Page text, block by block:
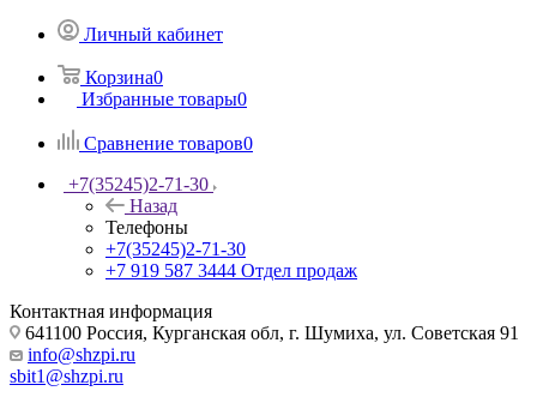
Личный кабинет
Корзина0
Избранные товары0
Сравнение товаров0
+7(35245)2-71-30
Назад
Телефоны
+7(35245)2-71-30
+7 919 587 3444 Отдел продаж
Контактная информация
641100 Россия, Курганская обл, г. Шумиха, ул. Советская 91
info@shzpi.ru
sbit1@shzpi.ru